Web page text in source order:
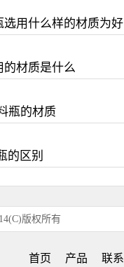
选用什么样的材质为好
的材质是什么
瓶的材质
的区别
版权所有
首页 产品 联系